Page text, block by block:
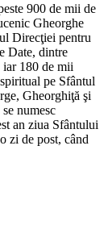
900 de mii de
Gheorghe
Direcţiei pentru
Date, dintre
iar 180 de mii
pe Sfântul
Gheorghiţă şi
numesc
an ziua Sfântului
zi de post, când